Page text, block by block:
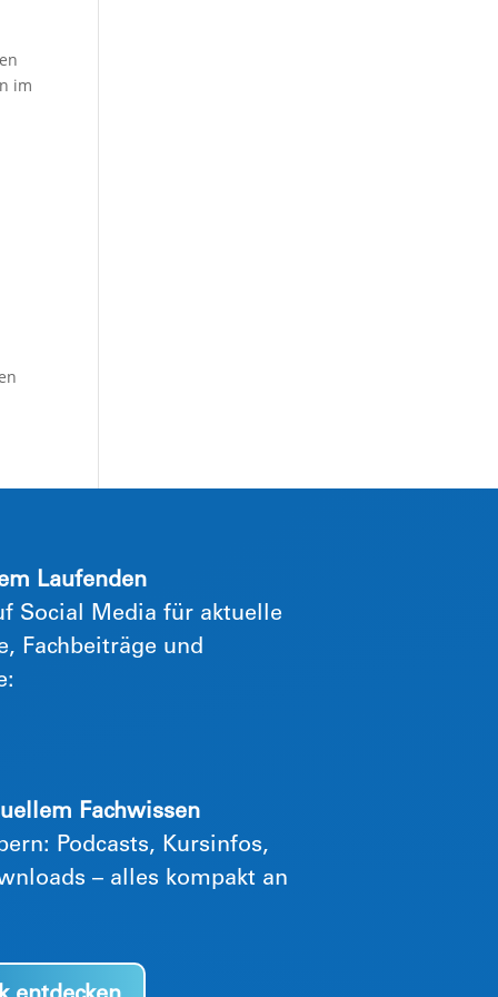
im
Laufenden
Social Media für aktuelle
Fachbeiträge und
Fachwissen
Podcasts, Kursinfos,
– alles kompakt an